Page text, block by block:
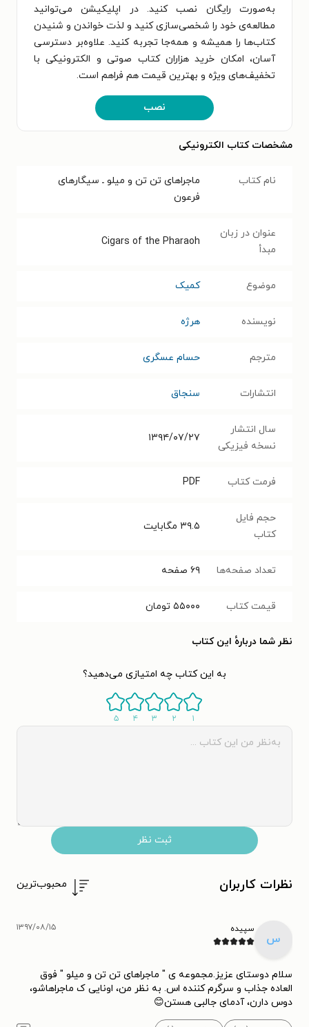
به‌صورت رایگان نصب کنید. در اپلیکیشن می‌توانید
مطالعه‌ی خود را شخصی‌سازی کنید و لذت خواندن و شنیدن
کتاب‌ها را همیشه و همه‌جا تجربه کنید. علاوه‌بر دسترسی
آسان، امکان خرید هزاران کتاب صوتی و الکترونیکی با
تخفیف‌های ویژه و بهترین قیمت هم فراهم است.
نصب
مشخصات کتاب الکترونیکی
نام کتاب
ماجراهای تن تن و میلو ـ سیگارهای
فرعون
عنوان در زبان
مبدأ
Cigars of the Pharaoh
موضوع کمیک
نویسنده هرژه
مترجم حسام عسگری
انتشارات سنجاق
سال انتشار
نسخه فیزیکی
۱۳۹۴/۰۷/۲۷
فرمت کتاب PDF
حجم فایل
کتاب
۳۹.۵ مگابایت
تعداد صفحه‌ها ۶۹ صفحه
قیمت کتاب ۵۵۰۰۰ تومان
نظر شما دربارهٔ این کتاب
به این کتاب چه امتیازی می‌دهید؟
۱ ۲ ۳ ۴ ۵
ثبت نظر
نظرات کاربران محبوب‌ترین
س
سپیده ۱۳۹۷/۰۸/۱۵
سلام دوستای عزیز.مجموعه ی " ماجراهای تن تن و میلو " فوق
العاده جذاب و سرگرم کننده اس. به نظر من، اونایی ک ماجراهاشو،
دوس دارن، آدمای جالبی هستن😊